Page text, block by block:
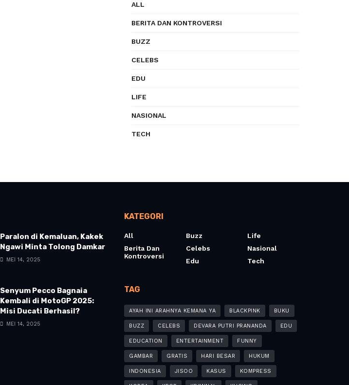
ALL
BERITA DAN KONTROVERSI
BUZZ
CELEBS
EDU
LIFE
NASIONAL
TECH
Paralon di Kemaluan, Kakek
Ngawi Minta Tolong Damkar
MEI 14, 2025
Senyum Pecco Bagnaia
Kembali di MotoGP 2025:
Misi Ducati Berhasil?
MEI 14, 2025
KATEGORI
All
Berita Dan
Kontroversi
Buzz
Celebs
Edu
Life
Nasional
Tech
TAG
AYAH INI ARAHNYA KEMANA YA BLACKPINK BUKU
BUZZ CELEBS DEVARA PUTRI PRANANDA EDU
EDUCATION ENTERTAINMENT FUNNY
GAMBAR GRATIS HARI BESAR HUKUM
INDONESIA JISOO KASUS KOMPRESS